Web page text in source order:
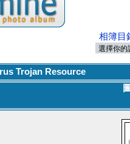
相簿目
Trojan Resource